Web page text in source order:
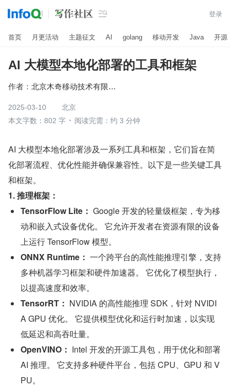
 登录
首页 月更活动 主题征文 AI golang 移动开发 Java 开源
AI 大模型本地化部署的工具和框架
作者： 北京木奇移动技术有限公司
2025-03-10
北京
本文字数：802 字
阅读完需：约 3 分钟
AI 大模型本地化部署涉及一系列工具和框架，它们旨在简
化部署流程、优化性能并确保兼容性。以下是一些关键工具
和框架。
1. 推理框架：
TensorFlow Lite： Google 开发的轻量级框架，专为移
动和嵌入式设备优化。 它允许开发者在资源有限的设备
上运行 TensorFlow 模型。
ONNX Runtime： 一个跨平台的高性能推理引擎，支持
多种机器学习框架和硬件加速器。 它优化了模型执行，
以提高速度和效率。
TensorRT： NVIDIA 的高性能推理 SDK，针对 NVIDI
A GPU 优化。 它提供模型优化和运行时加速，以实现
低延迟和高吞吐量。
OpenVINO： Intel 开发的开源工具包，用于优化和部署
AI 推理。 它支持多种硬件平台，包括 CPU、GPU 和 V
PU。